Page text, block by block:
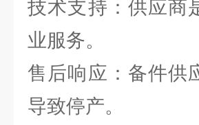
技术支持：供应商
业服务。
售后响应：备件供
导致停产。